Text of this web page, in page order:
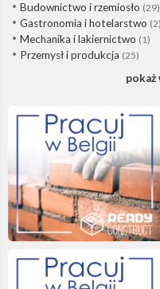
Budownictwo i rzemiosło (29)
Gastronomia i hotelarstwo (2)
Mechanika i lakiernictwo (1)
Przemysł i produkcja (25)
(5)